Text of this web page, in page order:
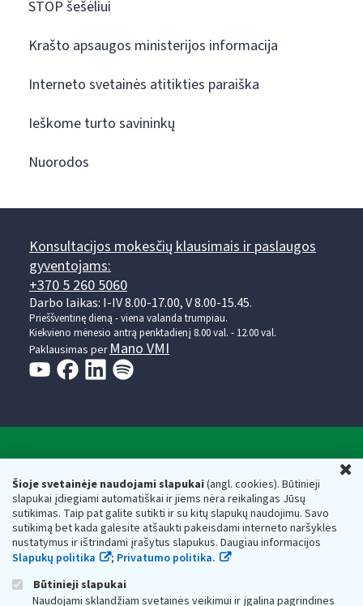
Šioje svetainėje naudojami slapukai(angl. cookies). Būtinieji
slapukai įdiegiami automatiškai ir jiems nėra reikalingas Jūsų
sutikimas. Taip pat galite sutikti ir su kitų slapukų naudojimu. Savo
sutikimą bet kada galėsite atšaukti pakeisdami interneto naršyklės
nustatymus ir ištrindami įrašytus slapukus. Daugiau informacijos
Slapukų politika
; Privatumo politika.
Būtinieji slapukai
Naudojami sklandžiam svetainės veikimui ir įgalina pagrindines
STOP šešėliui
Krašto apsaugos ministerijos informacija
Interneto svetainės atitikties paraiška
Ieškome turto savininkų
Nuorodos
Konsultacijos mokesčių klausimais ir paslaugos
gyventojams:
+370 5 260 5060
Darbo laikas: I-IV 8.00-17.00, V 8.00-15.45.
Prieššventinę dieną - viena valanda trumpiau.
Kiekvieno mėnesio antrą penktadienį 8.00 val. - 12.00 val.
Paklausimas perMano VMI
Valstybinė mokesčių inspekcija prie Lietuvos
Respublikos finansų ministerijos
Biudžetinė įstaiga. Juridinio asmens kodas — 188659752,
adresas: Vasario 16-osios g. 14, 01107 Vilnius, Lietuva, el.paštas:
vmi@vmi.lt , E. pristatymo dėžutės adresas 188659752
Duomenys apie Valstybinę mokesčių inspekciją prie Lietuvos
Respublikos finansų ministerijos kaupiami ir saugomi Juridinių